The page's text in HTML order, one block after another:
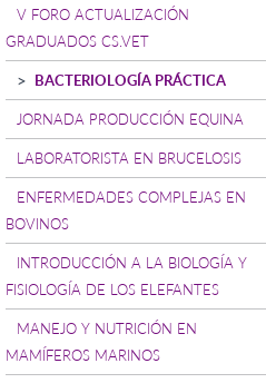
V FORO ACTUALIZACIÓN
GRADUADOS CS.VET
BACTERIOLOGÍA PRÁCTICA
JORNADA PRODUCCIÓN EQUINA
LABORATORISTA EN BRUCELOSIS
ENFERMEDADES COMPLEJAS EN
BOVINOS
INTRODUCCIÓN A LA BIOLOGÍA Y
FISIOLOGÍA DE LOS ELEFANTES
MANEJO Y NUTRICIÓN EN
MAMÍFEROS MARINOS